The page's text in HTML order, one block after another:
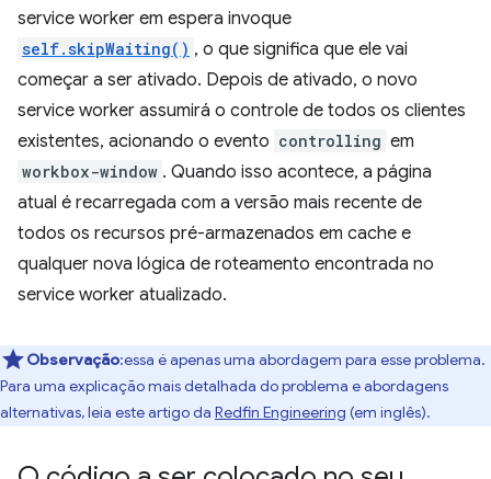
service worker em espera invoque
self.skipWaiting() , o que significa que ele vai
começar a ser ativado. Depois de ativado, o novo
service worker assumirá o controle de todos os clientes
existentes, acionando o evento controlling em
workbox-window . Quando isso acontece, a página
atual é recarregada com a versão mais recente de
todos os recursos pré-armazenados em cache e
qualquer nova lógica de roteamento encontrada no
service worker atualizado.
Observação:essa é apenas uma abordagem para esse problema.
Para uma explicação mais detalhada do problema e abordagens
alternativas, leia este artigo da Redfin Engineering (em inglês).